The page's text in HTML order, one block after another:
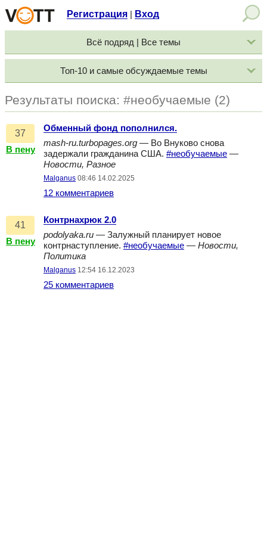
Регистрация Вход
Всё подряд | Все темы
Топ-10 и самые обсуждаемые темы
Результаты поиска: #необучаемые (2)
37
В пену
Обменный фонд пополнился.
mash-ru.turbopages.org — Во Внуково снова
задержали гражданина США. #необучаемые —
Новости, Разное
Malganus 08:46 14.02.2025
12 комментариев
41
В пену
Контрнахрюк 2.0
podolyaka.ru — Залужный планирует новое
контрнаступление. #необучаемые — Новости,
Политика
Malganus 12:54 16.12.2023
25 комментариев